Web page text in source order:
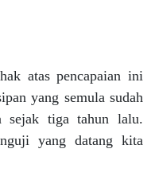
atas pencapaian ini
yang semula sudah
sejak tiga tahun lalu.
yang datang kita